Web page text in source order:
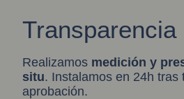
Transparencia
Realizamos medición y
situ. Instalamos en 24h tras
aprobación.